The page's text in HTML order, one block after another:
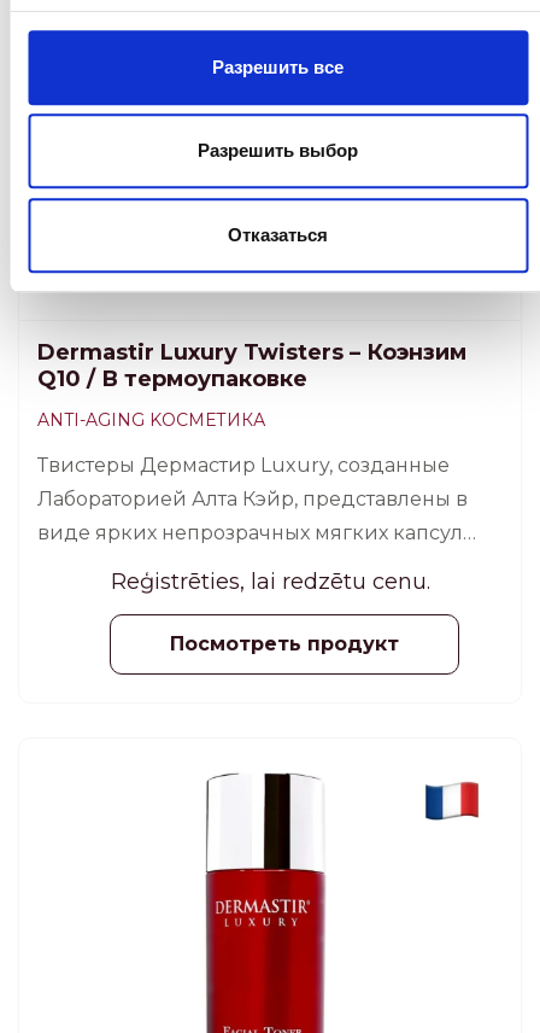
Разрешить все
Разрешить выбор
Отказаться
Dermastir Luxury Twisters – Коэнзим
Q10 / В термоупаковке
ANTI-AGING KОСМЕТИКА
Твистеры Дермастир Luxury, созданные
Лабораторией Алта Кэйр, представлены в
виде ярких непрозрачных мягких капсул
жемчужного цвета, каждая из которых
наполнена сывороткой с Q10.
Reģistrēties, lai redzētu cenu.
Посмотреть продукт